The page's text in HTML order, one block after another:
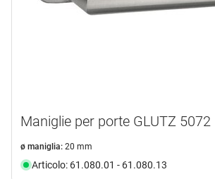
Maniglie per porte GLUTZ
ø maniglia: 20 mm
Articolo: 61.080.01 - 61.080.13